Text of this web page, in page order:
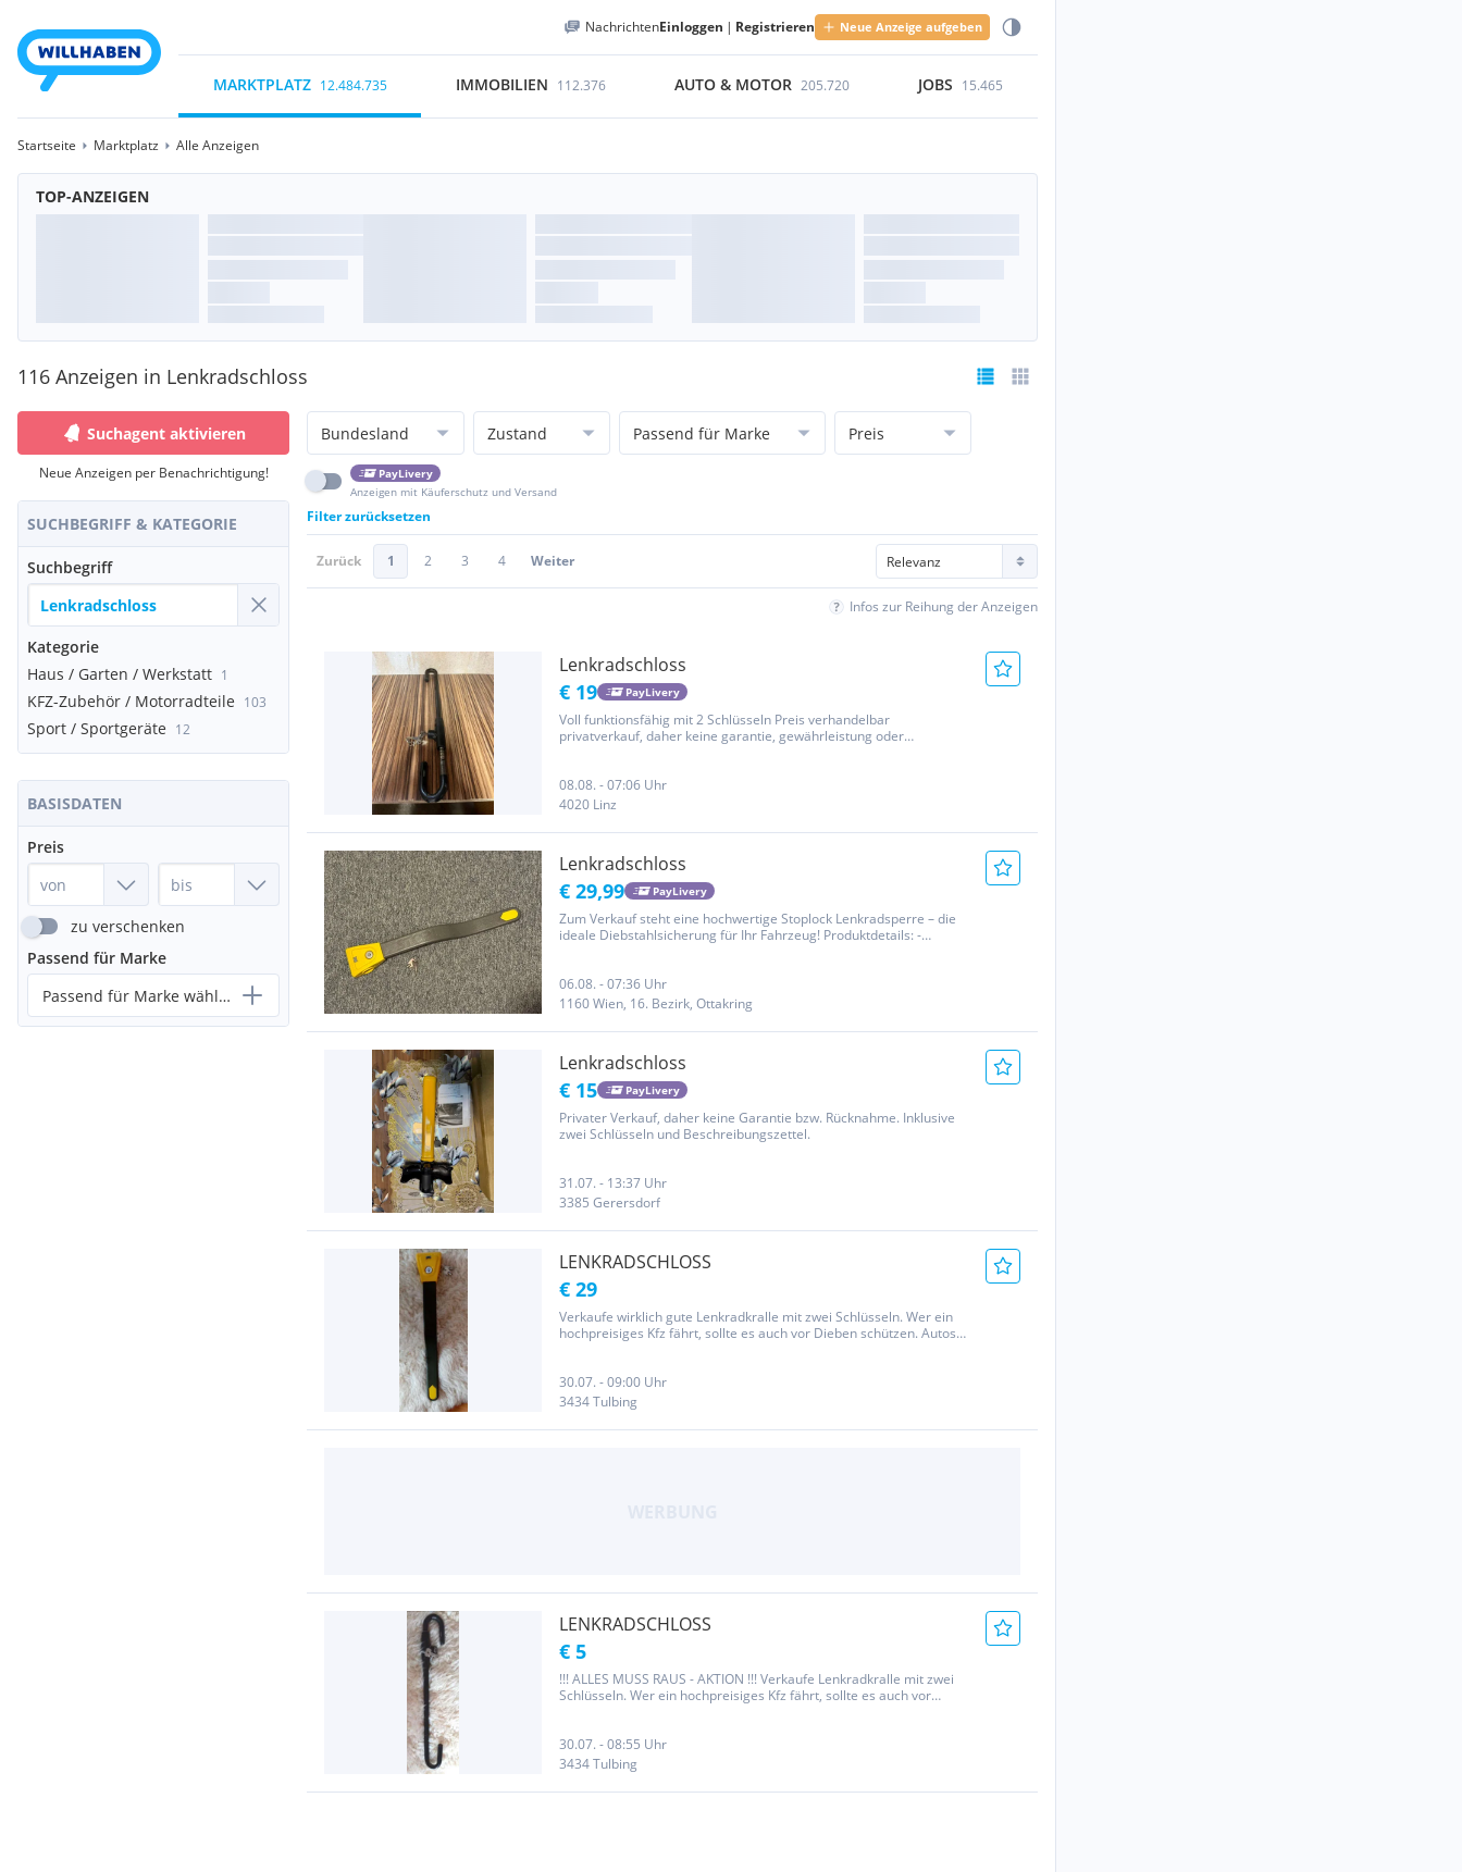
NachrichtenEinloggen | Registrieren Neue Anzeige aufgeben
MARKTPLATZ 12.484.735 IMMOBILIEN 112.376 AUTO & MOTOR 205.720 JOBS 15.465
Startseite Marktplatz Alle Anzeigen
TOP-ANZEIGEN
116 Anzeigen in Lenkradschloss
Suchagent aktivieren
Neue Anzeigen per Benachrichtigung!
SUCHBEGRIFF & KATEGORIE
Suchbegriff
Kategorie
Haus / Garten / Werkstatt 1
KFZ-Zubehör / Motorradteile 103
Sport / Sportgeräte 12
BASISDATEN
Preis
zu verschenken
Passend für Marke
Passend für Marke wählen...
Bundesland Zustand Passend für Marke Preis
PayLivery
Anzeigen mit Käuferschutz und Versand
Filter zurücksetzen
Zurück 1 2 3 4 Weiter
Infos zur Reihung der Anzeigen
Lenkradschloss
€ 19 PayLivery
Voll funktionsfähig mit 2 Schlüsseln Preis verhandelbar
privatverkauf, daher keine garantie, gewährleistung oder
08.08. - 07:06 Uhr
4020 Linz
Lenkradschloss
€ 29,99 PayLivery
Zum Verkauf steht eine hochwertige Stoplock Lenkradsperre – die
ideale Diebstahlsicherung für Ihr Fahrzeug! Produktdetails: -
06.08. - 07:36 Uhr
1160 Wien, 16. Bezirk, Ottakring
Lenkradschloss
€ 15 PayLivery
Privater Verkauf, daher keine Garantie bzw. Rücknahme. Inklusive
zwei Schlüsseln und Beschreibungszettel.
31.07. - 13:37 Uhr
3385 Gerersdorf
LENKRADSCHLOSS
€ 29
Verkaufe wirklich gute Lenkradkralle mit zwei Schlüsseln. Wer ein
hochpreisiges Kfz fährt, sollte es auch vor Dieben schützen. Autos
30.07. - 09:00 Uhr
3434 Tulbing
LENKRADSCHLOSS
€ 5
!!! ALLES MUSS RAUS - AKTION !!! Verkaufe Lenkradkralle mit zwei
Schlüsseln. Wer ein hochpreisiges Kfz fährt, sollte es auch vor
30.07. - 08:55 Uhr
3434 Tulbing